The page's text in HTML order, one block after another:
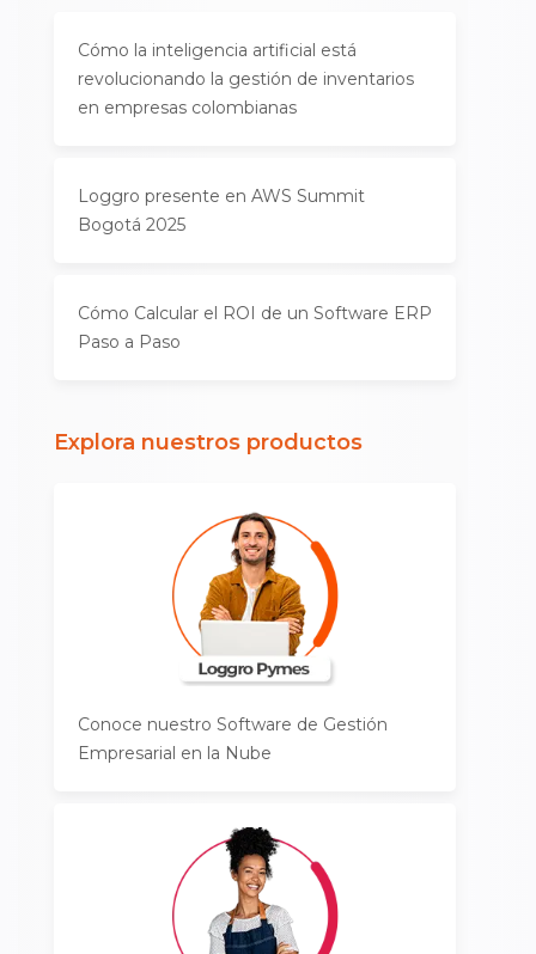
Cómo la inteligencia artificial está
revolucionando la gestión de inventarios
en empresas colombianas
Loggro presente en AWS Summit
Bogotá 2025
Cómo Calcular el ROI de un Software ERP
Paso a Paso
Explora nuestros productos
Conoce nuestro Software de Gestión
Empresarial en la Nube